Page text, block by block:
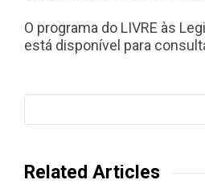
O programa do LIVRE às
está disponível para
Related Articles